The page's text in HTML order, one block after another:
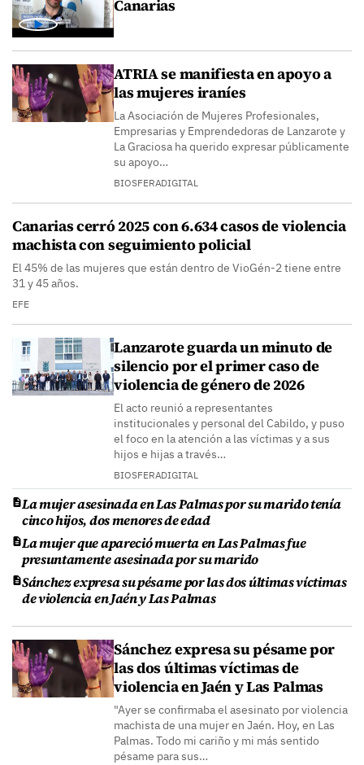
Canarias
ATRIA se manifiesta en apoyo a
las mujeres iraníes
La Asociación de Mujeres Profesionales,
Empresarias y Emprendedoras de Lanzarote y
La Graciosa ha querido expresar públicamente
su apoyo…
BIOSFERADIGITAL
Canarias cerró 2025 con 6.634 casos de violencia
machista con seguimiento policial
El 45% de las mujeres que están dentro de VioGén-2 tiene entre
31 y 45 años.
EFE
Lanzarote guarda un minuto de
silencio por el primer caso de
violencia de género de 2026
El acto reunió a representantes
institucionales y personal del Cabildo, y puso
el foco en la atención a las víctimas y a sus
hijos e hijas a través…
BIOSFERADIGITAL
La mujer asesinada en Las Palmas por su marido tenía
cinco hijos, dos menores de edad
La mujer que apareció muerta en Las Palmas fue
presuntamente asesinada por su marido
Sánchez expresa su pésame por las dos últimas víctimas
de violencia en Jaén y Las Palmas
Sánchez expresa su pésame por
las dos últimas víctimas de
violencia en Jaén y Las Palmas
"Ayer se confirmaba el asesinato por violencia
machista de una mujer en Jaén. Hoy, en Las
Palmas. Todo mi cariño y mi más sentido
pésame para sus…